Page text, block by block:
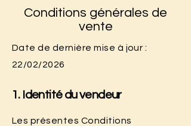
Conditions générales de
vente
Date de dernière mise à jour :
22/02/2026
1. Identité du vendeur
Les présentes Conditions